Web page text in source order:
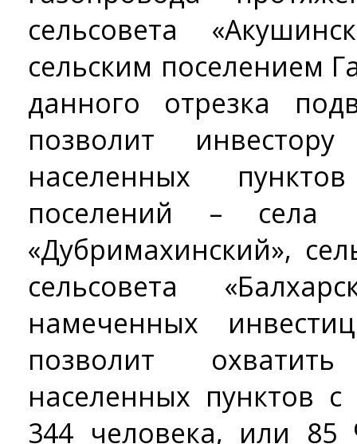
сельсовета
сельским поселением
данного отрезка
позволит
населенных
поселений – села
«Дубримахинский»,
сельсовета
намеченных
позволит
населенных пунктов
344 человека, или 85